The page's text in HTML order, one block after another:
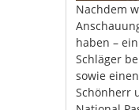
Nachdem
haben –
Schläger
sowie
Schönherr